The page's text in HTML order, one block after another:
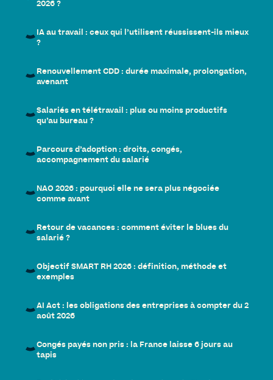
2026 ?
IA au travail : ceux qui l’utilisent réussissent-ils mieux
?
Renouvellement CDD : durée maximale, prolongation,
avenant
Salariés en télétravail : plus ou moins productifs
qu’au bureau ?
Parcours d’adoption : droits, congés,
accompagnement du salarié
NAO 2026 : pourquoi elle ne sera plus négociée
comme avant
Retour de vacances : comment éviter le blues du
salarié ?
Objectif SMART RH 2026 : définition, méthode et
exemples
AI Act : les obligations des entreprises à compter du 2
août 2026
Congés payés non pris : la France laisse 6 jours au
tapis